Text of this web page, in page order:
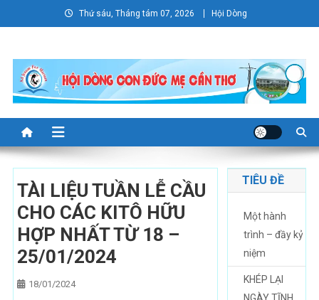
to
Thứ sáu, Tháng tám 07, 2026 Hội Dòng
TÀI LIỆU TUẦN LỄ CẦU
CHO CÁC KITÔ HỮU
HỢP NHẤT TỪ 18 –
25/01/2024
18/01/2024
TIÊU ĐỀ
Một hành
trình – đầy kỷ
niệm
KHÉP LẠI